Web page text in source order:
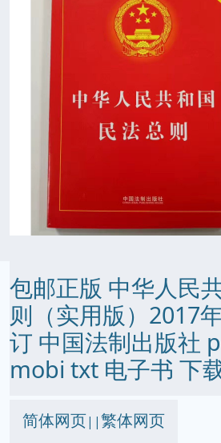
包邮正版 中华人民
则（实用版）2017
订 中国法制出版社
mobi txt 电子书 下
简体网页||繁体网页